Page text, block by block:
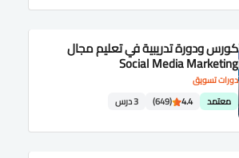
دورات تسويق
كورس ودورة تدريبية في تعليم مجال
Social Media Marketing
معتمد 4.4
(649) 3 درس